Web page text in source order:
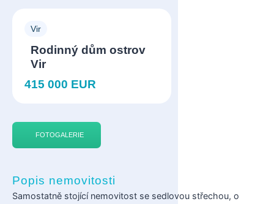
Vir
Rodinný dům ostrov
Vir
415 000 EUR
FOTOGALERIE
Popis nemovitosti
Samostatně stojící nemovitost se sedlovou střechou, o